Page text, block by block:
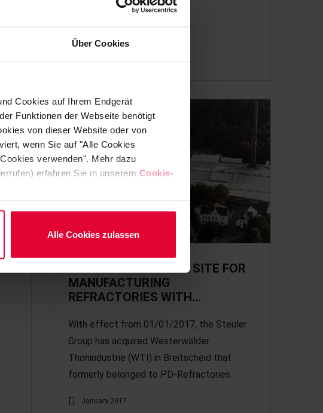
Über Cookies
Cookies auf Ihrem Endgerät
Funktionen der Webseite benötigt
von dieser Website oder von
wenn Sie auf "Alle Cookies
verwenden". Mehr dazu
erfahren Sie in unserem Cookie-
Alle Cookies zulassen
STEULER GAINS NEW SITE FOR
MANUFACTURING
REFRACTORIES WITH…
With effect from 01/01/2017, the Steuler
Group has acquired Westerwälder
Thonindustrie (WTI) in Breitscheid that
formerly belonged to PD-Refractories.
January 2017